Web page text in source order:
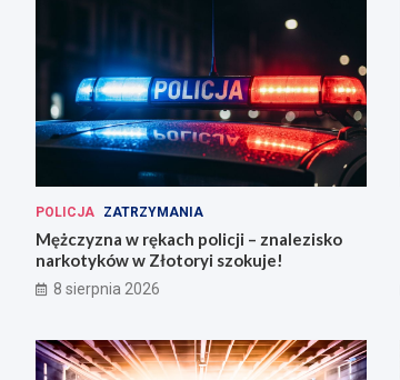
POLICJA ZATRZYMANIA
Mężczyzna w rękach policji – znalezisko
narkotyków w Złotoryi szokuje!
8 sierpnia 2026